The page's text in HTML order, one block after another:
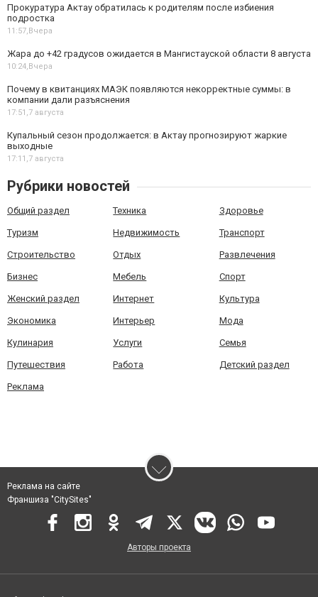
Прокуратура Актау обратилась к родителям после избиения
подростка
11:57,Вчера
Жара до +42 градусов ожидается в Мангистауской области 8 августа
10:24,Вчера
Почему в квитанциях МАЭК появляются некорректные суммы: в
компании дали разъяснения
17:51,7 августа
Купальный сезон продолжается: в Актау прогнозируют жаркие
выходные
17:11,7 августа
Рубрики новостей
Общий раздел Техника Здоровье
Туризм Недвижимость Транспорт
Строительство Отдых Развлечения
Бизнес Мебель Спорт
Женский раздел Интернет Культура
Экономика Интерьер Мода
Кулинария Услуги Семья
Путешествия Работа Детский раздел
Реклама
Реклама на сайте
Франшиза "CitySites"
Авторы проекта